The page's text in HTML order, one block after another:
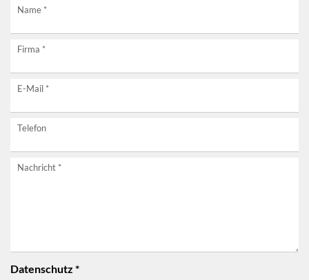
Jetzt
unverbindlich
anfragen!
Name *
Firma *
E-Mail *
Telefon
Nachricht *
Datenschutz *